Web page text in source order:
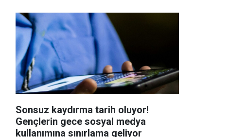
Sonsuz kaydırma tarih oluyor!
Gençlerin gece sosyal medya
kullanımına sınırlama geliyor